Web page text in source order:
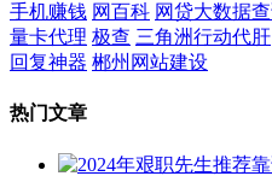
手机赚钱 网百科 网贷大数据
量卡代理 极查 三角洲行动代肝
回复神器 郴州网站建设
热门文章